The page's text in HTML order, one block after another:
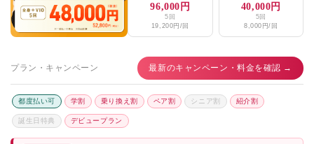
96,000円
5回
19,200円/回
40,000円
5回
8,000円/回
プラン・キャンペーン 最新のキャンペーン・料金を確認 →
都度払い可 学割 乗り換え割 ペア割 シニア割 紹介割
誕生日特典 デビュープラン